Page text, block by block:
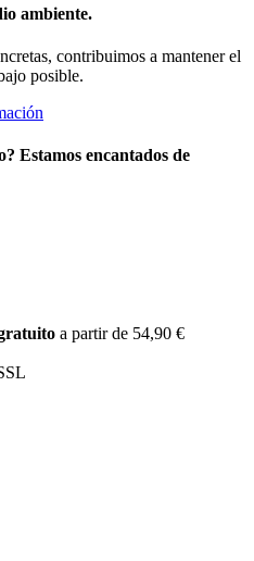
ambiente.
contribuimos a mantener el
posible.
Estamos encantados de
a partir de 54,90 €